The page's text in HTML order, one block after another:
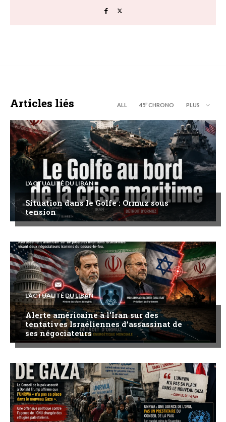
Articles liés ALL 45’’ CHRONO PLUS
L'ACTUALITÉ DU LIBAN
Situation dans le Golfe : Ormuz sous
tension
L'ACTUALITÉ DU LIBAN
Alerte américaine à l’Iran sur des
tentatives Israéliennes d’assassinat de
ses négociateurs